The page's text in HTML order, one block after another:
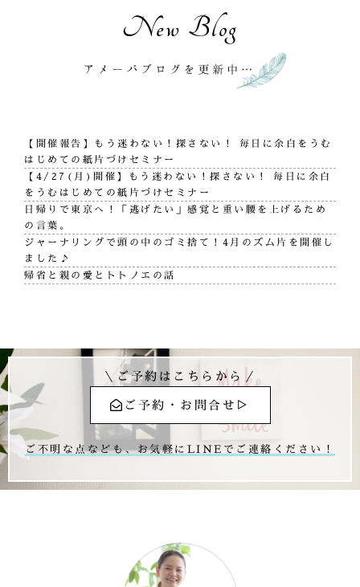
New Blog
【開催報告】もう迷わない！探さない！ 毎日に余白をうむ
はじめての紙片づけセミナー
【4/27(月)開催】もう迷わない！探さない！ 毎日に余白
をうむはじめての紙片づけセミナー
日帰りで東京へ！「逃げたい」感覚と重い腰を上げるため
の言葉。
ジャーナリングで頭の中のゴミ捨て！4月のズム片を開催し
ました♪
帰省と親の愛とトトノエの話
＼ご予約はこちらから／
ご予約・お問合せ▷
ご不明な点なども、お気軽にLINEでご連絡ください！